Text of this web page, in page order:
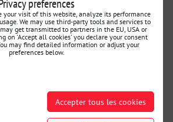
preferences
your visit of this website, analyze its performance
We may use third-party tools and services to
get transmitted to partners in the EU, USA or
on 'Accept all cookies' you declare your consent
may find detailed information or adjust your
preferences below.
Accepter tous les cookies